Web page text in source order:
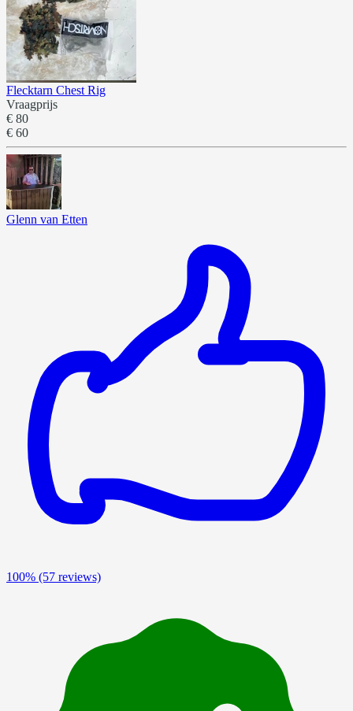
Flecktarn Chest Rig
Vraagprijs
€ 80
€ 60
Glenn van Etten
100% (57 reviews)